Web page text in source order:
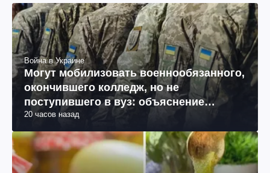
Война в Украине
Могут мобилизовать военнообязанного,
окончившего колледж, но не
поступившего в вуз: объяснение
юриста
20 часов назад